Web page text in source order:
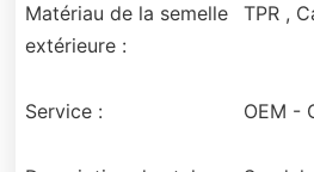
Matériau de la semelle
extérieure :
TPR ,
Service : OEM -